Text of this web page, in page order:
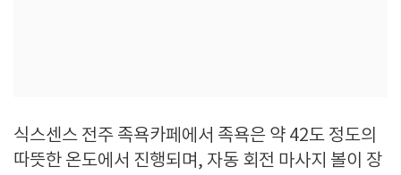
식스센스 전주 족욕카페에서 족욕은 약 42도 정도의
따뜻한 온도에서 진행되며, 자동 회전 마사지 볼이 장